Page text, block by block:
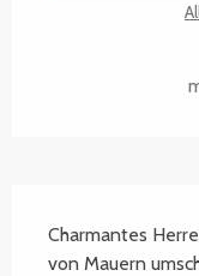
Charmantes
von Mauern